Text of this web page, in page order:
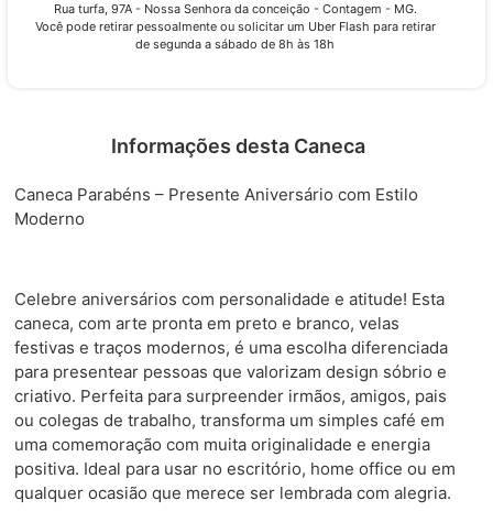
Rua turfa, 97A - Nossa Senhora da conceição - Contagem - MG.
Você pode retirar pessoalmente ou solicitar um Uber Flash para retirar
de segunda a sábado de 8h às 18h
Informações desta Caneca
Caneca Parabéns – Presente Aniversário com Estilo
Moderno
Celebre aniversários com personalidade e atitude! Esta
caneca, com arte pronta em preto e branco, velas
festivas e traços modernos, é uma escolha diferenciada
para presentear pessoas que valorizam design sóbrio e
criativo. Perfeita para surpreender irmãos, amigos, pais
ou colegas de trabalho, transforma um simples café em
uma comemoração com muita originalidade e energia
positiva. Ideal para usar no escritório, home office ou em
qualquer ocasião que merece ser lembrada com alegria.